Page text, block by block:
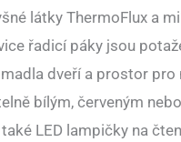
látky ThermoFlux a
řadicí páky jsou
dveří a prostor pro
bílým, červeným
LED lampičky na